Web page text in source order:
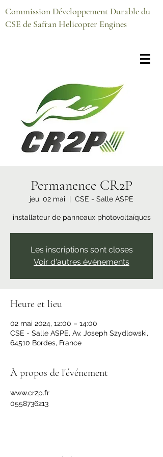
Commission Développement Durable du
CSE de Safran Helicopter Engines
Permanence CR2P
jeu. 02 mai
  |
CSE - Salle ASPE
installateur de panneaux photovoltaïques
Les inscriptions sont closes
Voir d'autres événements
Heure et lieu
02 mai 2024, 12:00 – 14:00
CSE - Salle ASPE, Av. Joseph Szydlowski,
64510 Bordes, France
À propos de l'événement
www.cr2p.fr
0558736213